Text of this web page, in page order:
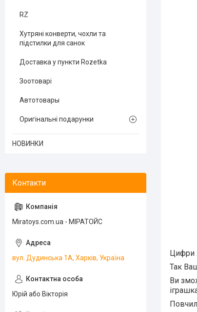
Цифри
Так
Ви
RZ
Хутряні конверти, чохли та
підстилки для санок
Доставка у пункти Rozetka
Зоотоварі
Автотовары
Оригінальні подарунки
НОВИНКИ
Miratoys.com.ua - МІРАТОЙС
вул. Дудинська 1А, Харків, Україна
Юрій або Вікторія